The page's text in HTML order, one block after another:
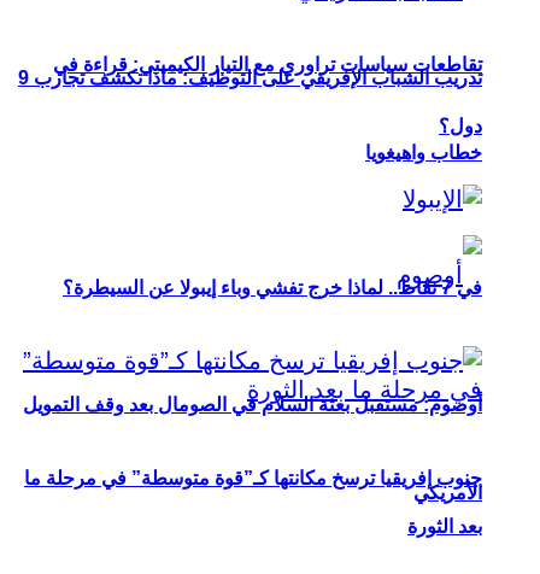
تقاطعات سياسات تراوري مع التيار الكيميتي: قراءة في
خطاب واهيغويا
أوصوم: مستقبل بعثة السلام في الصومال بعد وقف التمويل
الأمريكي
تدريب الشباب الإفريقي على التوظيف: ماذا تكشف تجارب 9
دول؟
في 7 نقاط.. لماذا خرج تفشي وباء إيبولا عن السيطرة؟
جنوب إفريقيا ترسخ مكانتها كـ”قوة متوسطة” في مرحلة ما
بعد الثورة